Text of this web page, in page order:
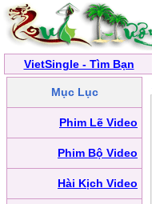
VietSingle - Tìm Bạn
Mục Lục
Phim Lẽ Video
Phim Bộ Video
Hài Kịch Video